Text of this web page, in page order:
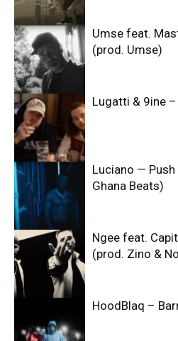
Umse feat.
(prod. Umse)
Lugatti & 9ine
Luciano —
Ghana Beats)
Ngee feat.
(prod. Zino &
HoodBlaq –